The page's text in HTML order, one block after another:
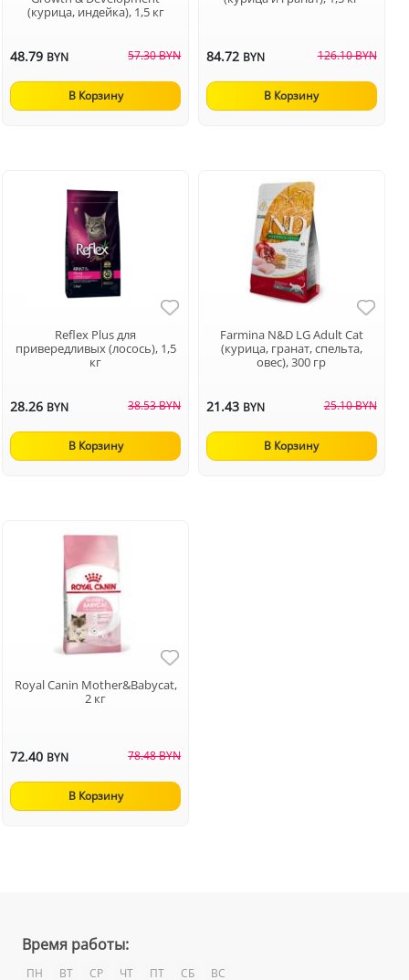
(курица, индейка), 1,5 кг
48.79 BYN 57.30 BYN
В Корзину
84.72 BYN 126.10 BYN
В Корзину
Reflex Plus для
привередливых (лосось), 1,5
кг
28.26 BYN 38.53 BYN
В Корзину
Farmina N&D LG Adult Cat
(курица, гранат, спельта,
овес), 300 гр
21.43 BYN 25.10 BYN
В Корзину
Royal Canin Mother&Babycat,
2 кг
72.40 BYN 78.48 BYN
В Корзину
Время работы:
ПН ВТ СР ЧТ ПТ СБ ВС